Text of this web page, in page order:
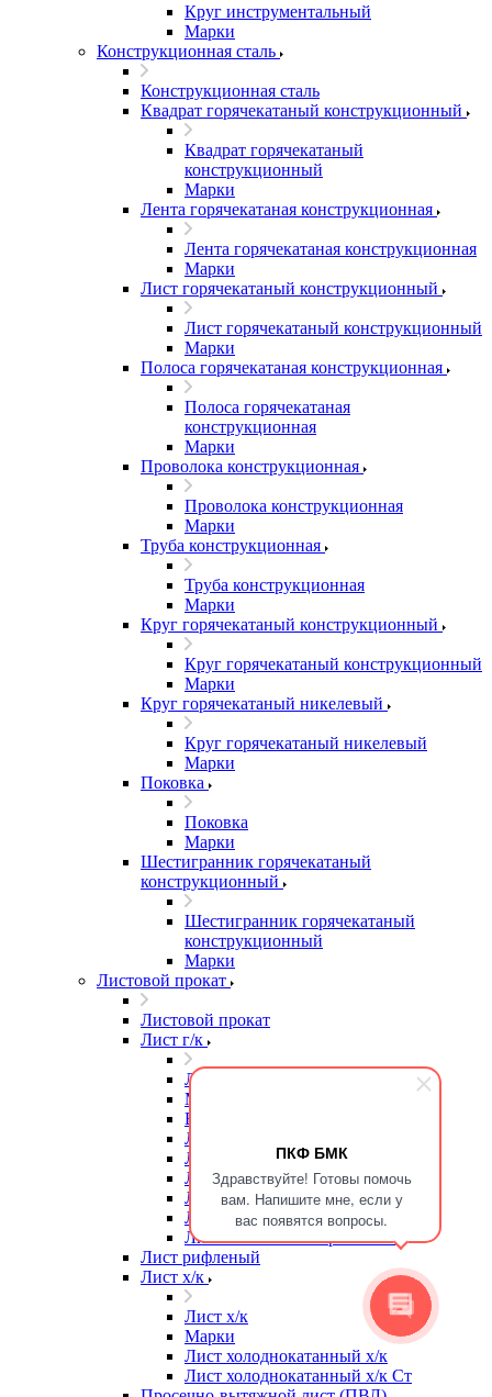
ПКФ БМК
Здравствуйте! Готовы помочь
вам. Напишите мне, если у
вас появятся вопросы.
Круг инструментальный
Марки
Конструкционная сталь
Конструкционная сталь
Квадрат горячекатаный конструкционный
Квадрат горячекатаный
конструкционный
Марки
Лента горячекатаная конструкционная
Лента горячекатаная конструкционная
Марки
Лист горячекатаный конструкционный
Лист горячекатаный конструкционный
Марки
Полоса горячекатаная конструкционная
Полоса горячекатаная
конструкционная
Марки
Проволока конструкционная
Проволока конструкционная
Марки
Труба конструкционная
Труба конструкционная
Марки
Круг горячекатаный конструкционный
Круг горячекатаный конструкционный
Марки
Круг горячекатаный никелевый
Круг горячекатаный никелевый
Марки
Поковка
Поковка
Марки
Шестигранник горячекатаный
конструкционный
Шестигранник горячекатаный
конструкционный
Марки
Листовой прокат
Листовой прокат
Лист г/к
Лист г/к
Марки
Высокопрочная сталь
Лист г/к
Лист г/к Ст3
Лист г/к износостойкий
Лист г/к конструкционный
Лист г/к мостостроительный
Лист г/к низколегированный
Лист рифленый
Лист х/к
Лист х/к
Марки
Лист холоднокатанный х/к
Лист холоднокатанный х/к Ст